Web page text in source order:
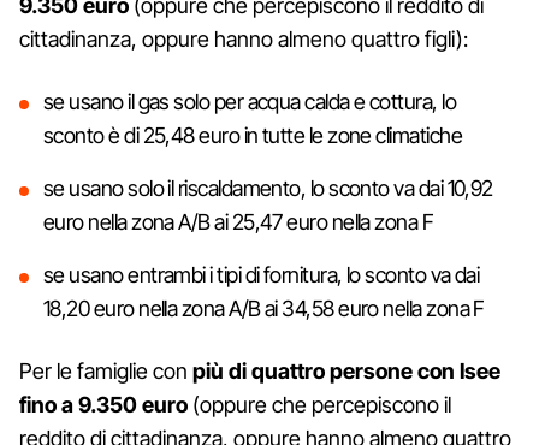
9.350 euro (oppure che percepiscono il reddito di
cittadinanza, oppure hanno almeno quattro figli):
se usano il gas solo per acqua calda e cottura, lo
sconto è di 25,48 euro in tutte le zone climatiche
se usano solo il riscaldamento, lo sconto va dai 10,92
euro nella zona A/B ai 25,47 euro nella zona F
se usano entrambi i tipi di fornitura, lo sconto va dai
18,20 euro nella zona A/B ai 34,58 euro nella zona F
Per le famiglie con più di quattro persone con Isee
fino a 9.350 euro (oppure che percepiscono il
reddito di cittadinanza, oppure hanno almeno quattro